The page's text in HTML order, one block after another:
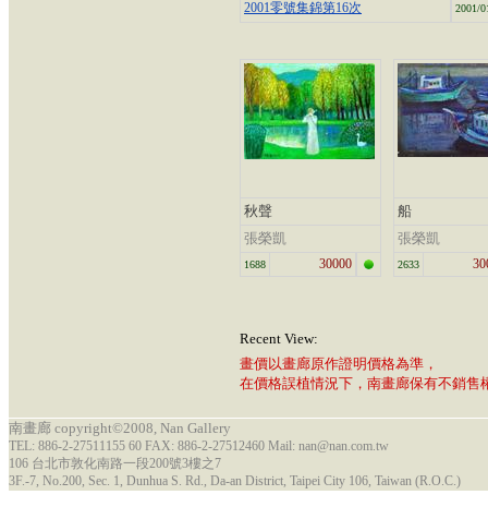
2001零號集錦第16次 2001/
秋聲
張榮凱
1688 30000
船
張榮凱
2633
Recent View:
畫價以畫廊原作證明價格為準，
在價格誤植情況下，南畫廊保有不銷售
南畫廊 copyright©2008, Nan Gallery
TEL: 886-2-27511155 60 FAX: 886-2-27512460 Mail: nan@nan.com.tw
106 台北市敦化南路一段200號3樓之7
3F.-7, No.200, Sec. 1, Dunhua S. Rd., Da-an District, Taipei City 106, Taiwan (R.O.C.)